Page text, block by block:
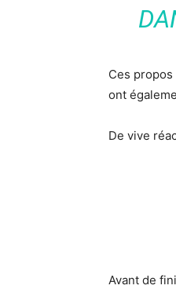
Ces
ont
De vive
Avant de